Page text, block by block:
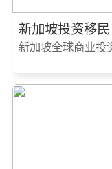
新加坡投资移民